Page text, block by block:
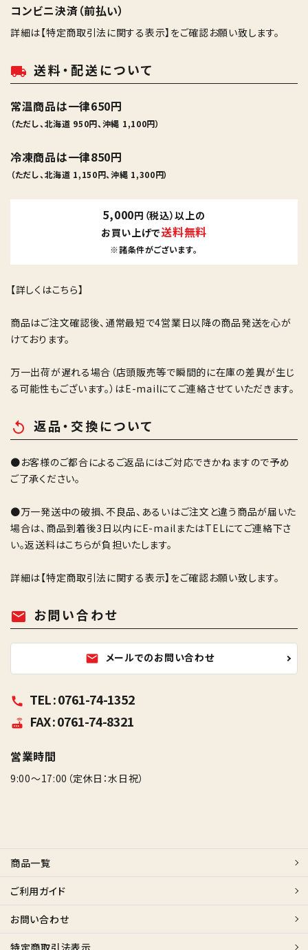
コンビニ決済（前払い）
詳細は【特定商取引法に関する表示】 をご確認お願い致します。
local_shipping 送料・配送について
常温商品は一律650円
（ただし、北海道 950円、沖縄 1,100円）
冷凍商品は一律850円
（ただし、北海道 1,150円、沖縄 1,300円）
5,000円（税込）以上の
お買い上げで送料無料
※諸条件がございます。
【詳しくはこちら】
商品はご注文確認後、通常最短で4営業日以降の商品発送を心が
けております。
万一出荷が遅れる場合（店頭販売等で瞬間的に在庫の差異が生じ
る可能性もございます。）はE-mailにてご連絡させていただきます。
replay 返品・交換について
●お客様のご都合によるご返品にはご対応できかねますので予め
ご了承ください。
●万一発送中の破損、不良品、あるいはご注文と違う商品が届いた
場合は、商品到着後3日以内にE-mailまたはTELにてご連絡下さ
い。返送料はこちらが負担いたします。
詳細は【特定商取引法に関する表示】 をご確認お願い致します。
mail お問い合わせ
mail メールでのお問い合わせ
call TEL : 0761-74-1352
router FAX : 0761-74-8321
営業時間
9:00～17:00（定休日：水日祝）
商品一覧
ご利用ガイド
お問い合わせ